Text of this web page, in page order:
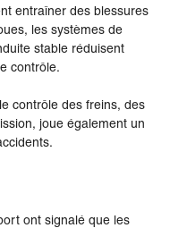
entraîner des blessures
les systèmes de
stable réduisent
contrôle.
contrôle des freins, des
joue également un
ont signalé que les